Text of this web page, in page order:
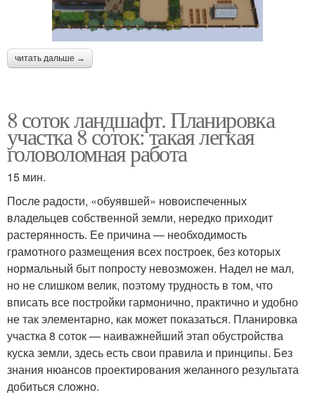
читать дальше →
8 соток ландшафт. Планировка
участка 8 соток: такая легкая
головоломная работа
15 мин.
После радости, «обуявшей» новоиспеченных
владельцев собственной земли, нередко приходит
растерянность. Ее причина — необходимость
грамотного размещения всех построек, без которых
нормальный быт попросту невозможен. Надел не мал,
но не слишком велик, поэтому трудность в том, что
вписать все постройки гармонично, практично и удобно
не так элементарно, как может показаться. Планировка
участка 8 соток — наиважнейший этап обустройства
куска земли, здесь есть свои правила и принципы. Без
знания нюансов проектирования желанного результата
добиться сложно.